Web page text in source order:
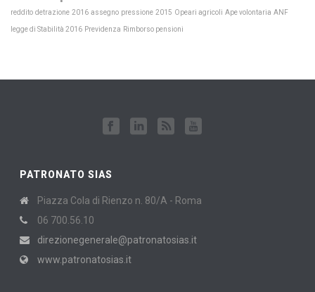
reddito detrazione 2016 assegno pressione 2015 Opeari agricoli Ape volontaria ANF
legge di Stabilità 2016 Previdenza Rimborso pensioni
PATRONATO SIAS
Piazza Cola di Rienzo n. 80/A - Roma
06 700.56.10
direzionegenerale@patronatosias.it
www.patronatosias.it